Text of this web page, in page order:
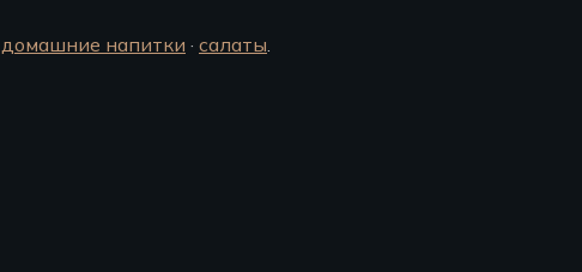
домашние напитки · салаты.